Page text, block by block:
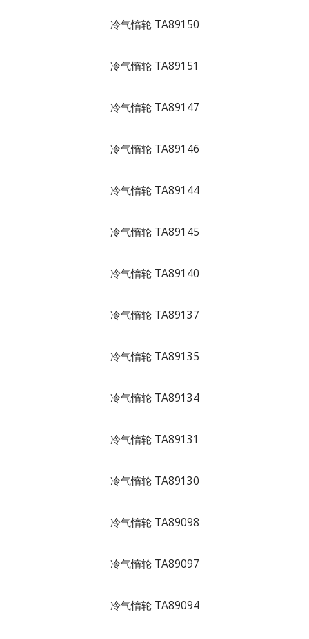
冷气惰轮 TA89150
冷气惰轮 TA89151
冷气惰轮 TA89147
冷气惰轮 TA89146
冷气惰轮 TA89144
冷气惰轮 TA89145
冷气惰轮 TA89140
冷气惰轮 TA89137
冷气惰轮 TA89135
冷气惰轮 TA89134
冷气惰轮 TA89131
冷气惰轮 TA89130
冷气惰轮 TA89098
冷气惰轮 TA89097
冷气惰轮 TA89094